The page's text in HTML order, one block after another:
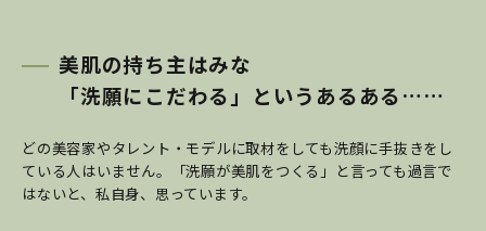
美肌の持ち主はみな
「洗願にこだわる」というあるある……
どの美容家やタレント・モデルに取材をしても洗顔に手抜きをし
ている人はいません。「洗願が美肌をつくる」と言っても過言で
はないと、私自身、思っています。